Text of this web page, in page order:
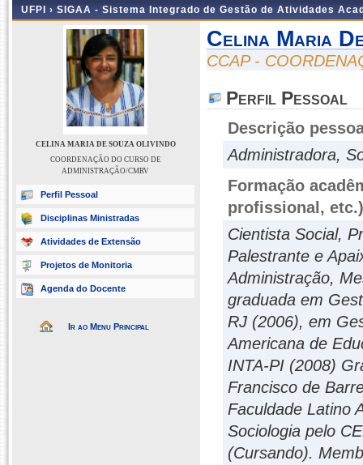
UFPI › SIGAA - Sistema Integrado de Gestão de Atividades
CELINA MARIA DE SOUZA OLIVINDO
COORDENAÇÃO DO CURSO DE
ADMINISTRAÇÃO/CMRV
Perfil Pessoal
Disciplinas Ministradas
Atividades de Extensão
Projetos de Monitoria
Agenda do Docente
Ir ao Menu Principal
Celina Maria
CCAP -
Perfil Pessoal
Descrição
Administradora,
Formação
profissional, etc.)
Cientista Social,
Palestrante e
Administração,
graduada em
RJ (2006), em
Americana de
INTA-PI (2008)
Francisco de
Faculdade Latino
Sociologia pelo
(Cursando).